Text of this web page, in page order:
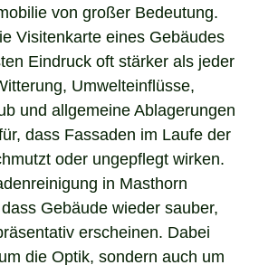
von großer Bedeutung.
Visitenkarte eines Gebäudes
Eindruck oft stärker als jeder
Umwelteinflüsse,
und allgemeine Ablagerungen
dass Fassaden im Laufe der
oder ungepflegt wirken.
in Masthorn
Gebäude wieder sauber,
erscheinen. Dabei
die Optik, sondern auch um